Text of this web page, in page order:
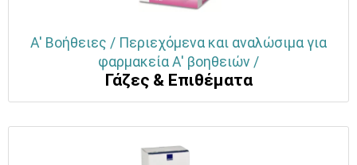
Α' Βοήθειες / Περιεχόμενα και αναλώσιμα για
φαρμακεία Α' βοηθειών /
Γάζες & Επιθέματα